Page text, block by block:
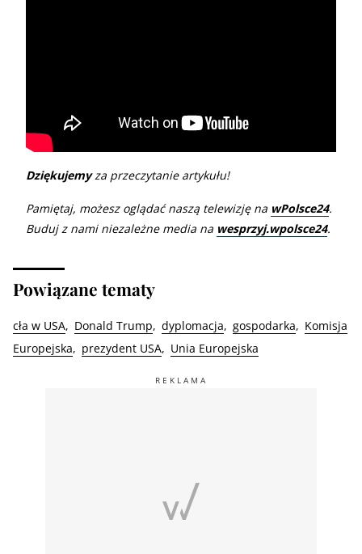
Dziękujemyza przeczytanie artykułu!
Pamiętaj, możesz oglądać naszą telewizję na wPolsce24.
Buduj z nami niezależne media na wesprzyj.wpolsce24.
Powiązane tematy
cła w USA Donald Trump dyplomacja gospodarka
Komisja
Europejska
prezydent USA Unia Europejska